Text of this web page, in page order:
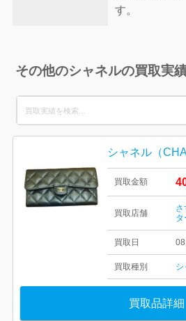
す。
その他のシャネルの買取実
for:
買取金額
買取店舗
さ
タ
買取日
買取種別 シ
買取品詳細